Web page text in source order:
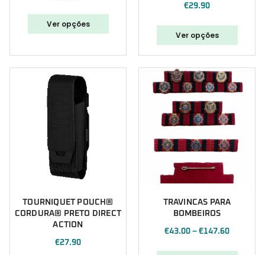
Ver opções
€29.90
Ver opções
TOURNIQUET POUCH®
CORDURA® PRETO DIRECT
ACTION
€27.90
TRAVINCAS PARA
BOMBEIROS
€43.00 – €147.60